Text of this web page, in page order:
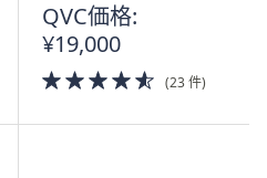
QVC価格:
¥19,000
4.5
of
(23 件)